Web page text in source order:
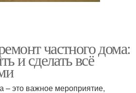
частного дома:
и сделать всё
– это важное мероприятие,